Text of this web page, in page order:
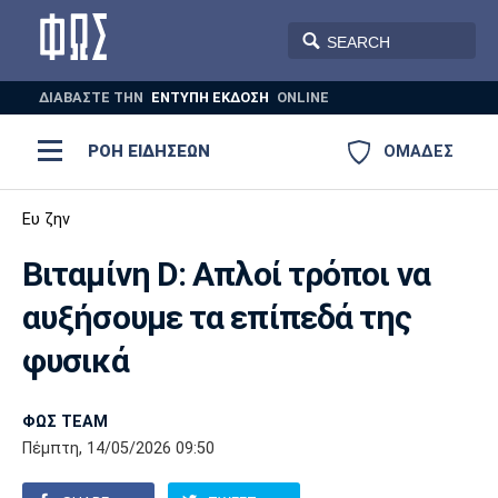
ΔΙΑΒΑΣΤΕ THN ΕΝΤΥΠΗ ΕΚΔΟΣΗ ONLINE
ΟΜΑΔΕΣ
ΡΟΗ ΕΙΔΗΣΕΩΝ
ΒΟΛΕΪ
AUTO-MOTO
Ποδόσφαιρο
Super League 1
Super League 2
Ελλάδα
Μπάσκετ
Ελλάδα
EuroLeague
Ολυμπιακοί Αγώνες
Πόλο
Ολυμπιακός ΑΕΚ ΠΑΟΚ
Παναθηναϊκός Ατρόμητος
Ευ ζην
Βιταμίνη D: Απλοί τρόποι να
αυξήσουμε τα επίπεδά της
φυσικά
ΦΩΣ TEAM
Πέμπτη, 14/05/2026 09:50